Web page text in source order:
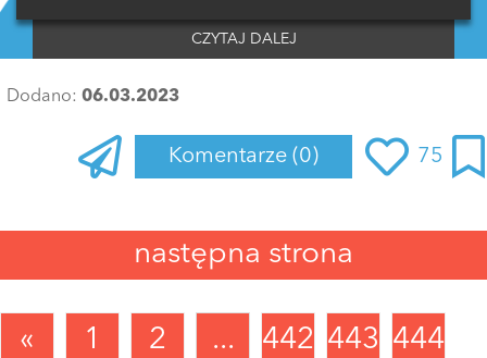
CZYTAJ DALEJ
Dodano: 06.03.2023
Komentarze (0) 75
następna strona
« 1 2 ... 442 443 444